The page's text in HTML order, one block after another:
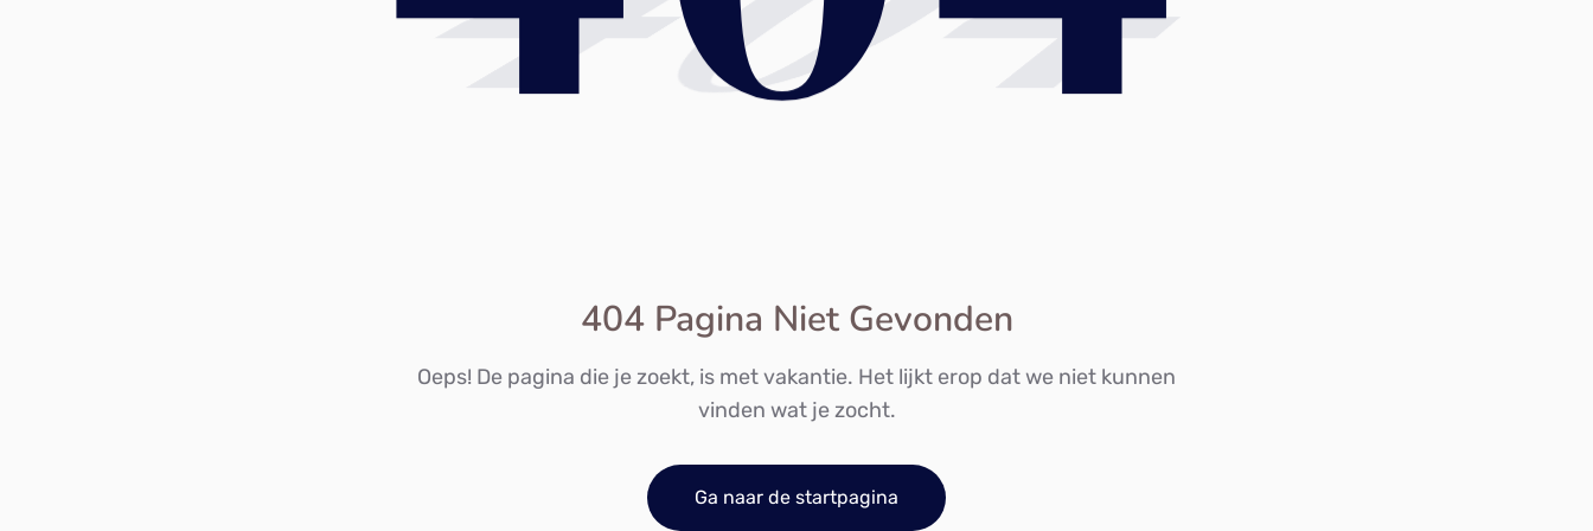
404 Pagina Niet Gevonden
Oeps! De pagina die je zoekt, is met vakantie. Het lijkt erop dat we niet kunnen
vinden wat je zocht.
Ga naar de startpagina